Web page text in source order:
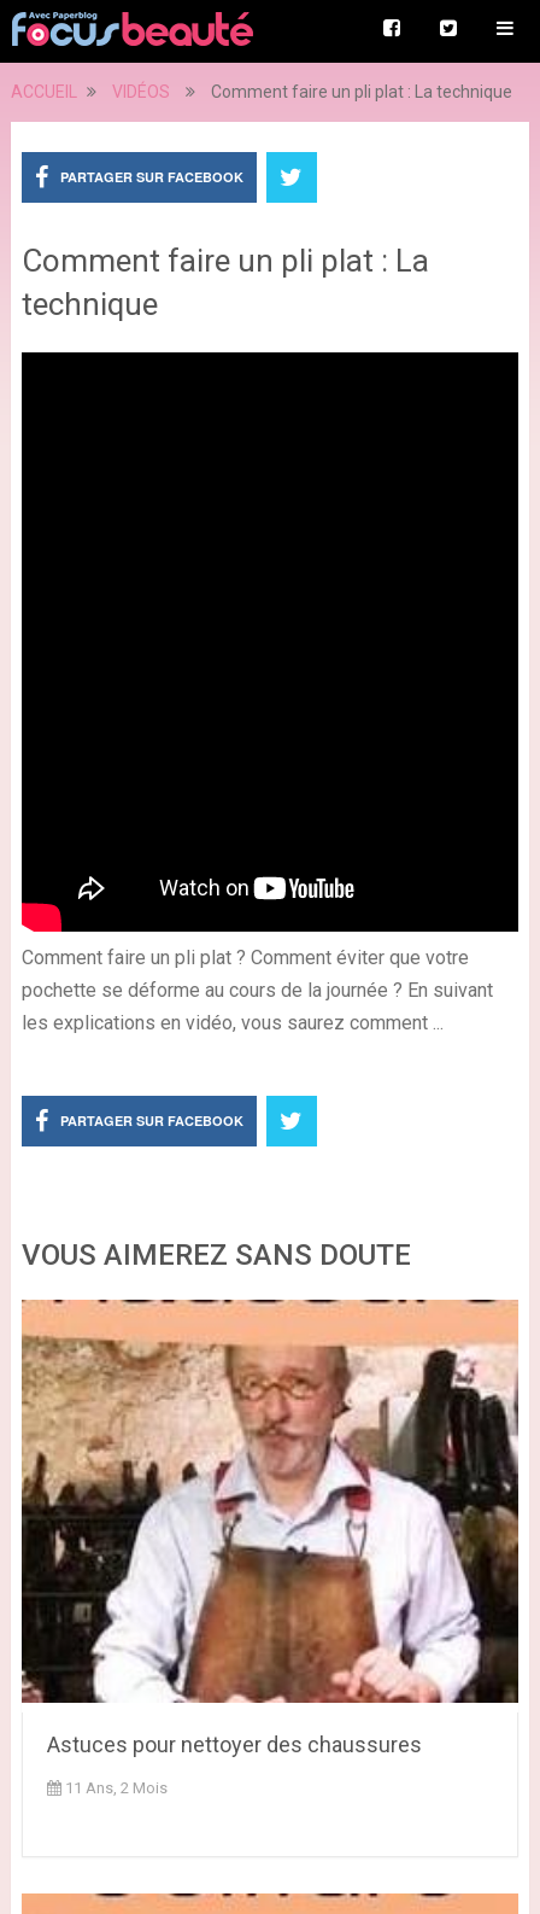
ACCUEIL VIDÉOS Comment faire un pli plat : La technique
PARTAGER SUR FACEBOOK
Comment faire un pli plat : La
technique
Comment faire un pli plat ? Comment éviter que votre
pochette se déforme au cours de la journée ? En suivant
les explications en vidéo, vous saurez comment ...
PARTAGER SUR FACEBOOK
VOUS AIMEREZ SANS DOUTE
Astuces pour nettoyer des chaussures
11 Ans, 2 Mois